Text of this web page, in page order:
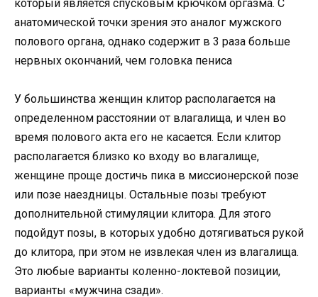
который является спусковым крючком оргазма. С
анатомической точки зрения это аналог мужского
полового органа, однако содержит в 3 раза больше
нервных окончаний, чем головка пениса
У большинства женщин клитор располагается на
определенном расстоянии от влагалища, и член во
время полового акта его не касается. Если клитор
располагается близко ко входу во влагалище,
женщине проще достичь пика в миссионерской позе
или позе наездницы. Остальные позы требуют
дополнительной стимуляции клитора. Для этого
подойдут позы, в которых удобно дотягиваться рукой
до клитора, при этом не извлекая член из влагалища.
Это любые варианты коленно-локтевой позиции,
варианты «мужчина сзади».